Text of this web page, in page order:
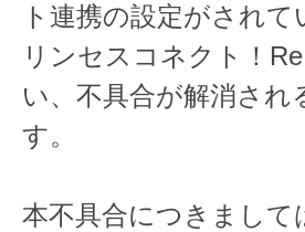
ト連携の設定がされ
リンセスコネクト！
い、不具合が解消さ
す。
本不具合につきまし